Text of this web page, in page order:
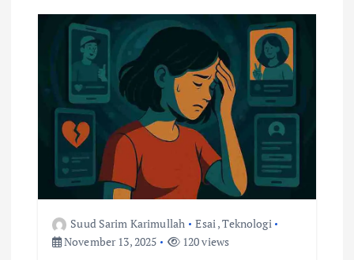
Suud Sarim Karimullah Esai,Teknologi
November 13, 2025
120 views